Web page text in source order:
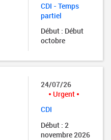
CDI - Temps
partiel
Début : Début
octobre
24/07/26
Urgent
CDI
Début : 2
novembre 2026